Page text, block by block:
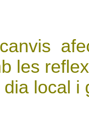
les
local